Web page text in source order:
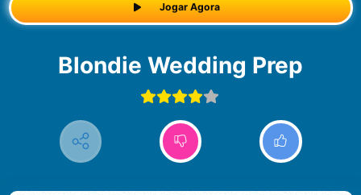
Jogar Agora
Blondie Wedding Prep